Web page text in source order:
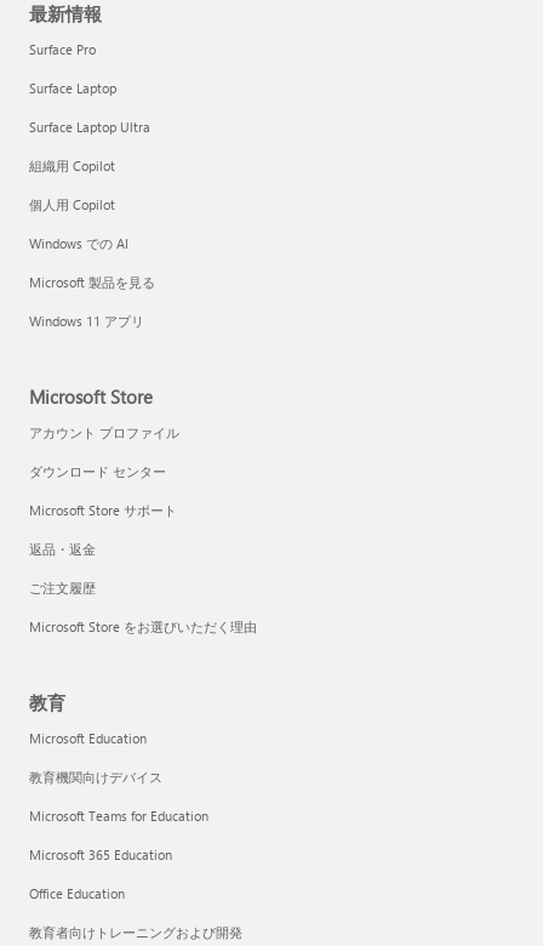
最新情報
Surface Pro
Surface Laptop
Surface Laptop Ultra
組織用 Copilot
個人用 Copilot
Windows での AI
Microsoft 製品を見る
Windows 11 アプリ
Microsoft Store
アカウント プロファイル
ダウンロード センター
Microsoft Store サポート
返品・返金
ご注文履歴
Microsoft Store をお選びいただく理由
教育
Microsoft Education
教育機関向けデバイス
Microsoft Teams for Education
Microsoft 365 Education
Office Education
教育者向けトレーニングおよび開発